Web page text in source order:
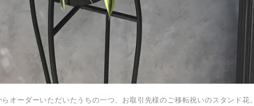
オーダーいただいたうちの一つ、お取引先様のご移転祝いのスタンド花。